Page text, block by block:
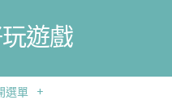
遊戲
選單 +